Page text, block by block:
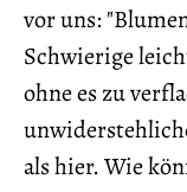
vor uns:
Schwierige
ohne es zu
als hier. Wie